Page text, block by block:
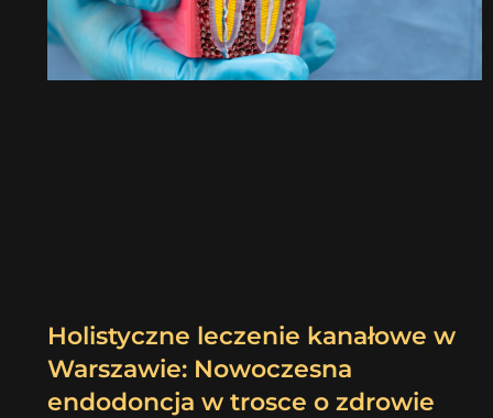
Holistyczne leczenie kanałowe w
Warszawie: Nowoczesna
endodoncja w trosce o zdrowie